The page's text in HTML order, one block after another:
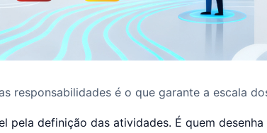
responsabilidades é o que garante a escala
pela definição das atividades. É quem